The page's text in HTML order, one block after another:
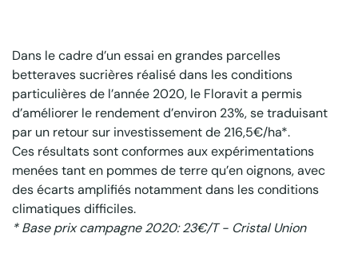
Dans le cadre d’un essai en grandes parcelles
betteraves sucrières réalisé dans les conditions
particulières de l’année 2020, le Floravit a permis
d’améliorer le rendement d’environ 23%, se traduisant
par un retour sur investissement de 216,5€/ha*.
Ces résultats sont conformes aux expérimentations
menées tant en pommes de terre qu’en oignons, avec
des écarts amplifiés notamment dans les conditions
climatiques difficiles.
* Base prix campagne 2020: 23€/T - Cristal Union